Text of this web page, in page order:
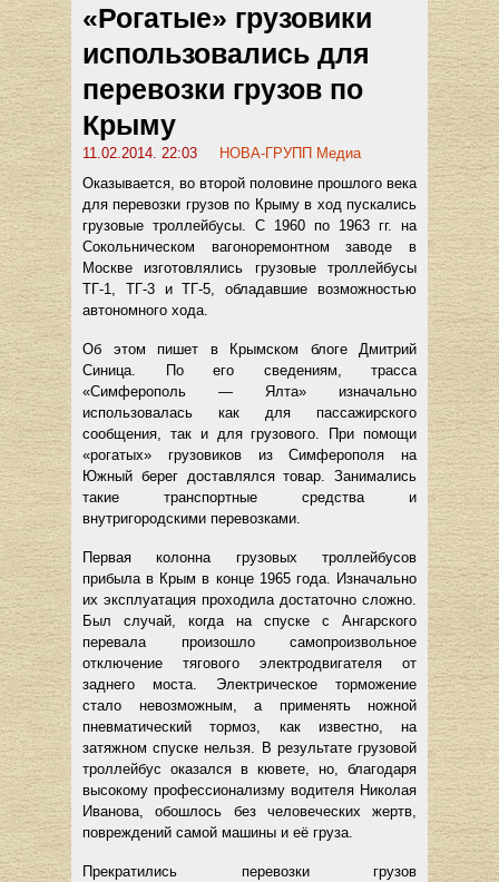
«Рогатые» грузовики
использовались для
перевозки грузов по
Крыму
11.02.2014. 22:03
НОВА-ГРУПП Медиа
Оказывается, во второй половине прошлого века
для перевозки грузов по Крыму в ход пускались
грузовые троллейбусы. С 1960 по 1963 гг. на
Сокольническом вагоноремонтном заводе в
Москве изготовлялись грузовые троллейбусы
ТГ-1, ТГ-3 и ТГ-5, обладавшие возможностью
автономного хода.
Об этом пишет в Крымском блоге Дмитрий
Синица. По его сведениям, трасса
«Симферополь — Ялта» изначально
использовалась как для пассажирского
сообщения, так и для грузового. При помощи
«рогатых» грузовиков из Симферополя на
Южный берег доставлялся товар. Занимались
такие транспортные средства и
внутригородскими перевозками.
Первая колонна грузовых троллейбусов
прибыла в Крым в конце 1965 года. Изначально
их эксплуатация проходила достаточно сложно.
Был случай, когда на спуске с Ангарского
перевала произошло самопроизвольное
отключение тягового электродвигателя от
заднего моста. Электрическое торможение
стало невозможным, а применять ножной
пневматический тормоз, как известно, на
затяжном спуске нельзя. В результате грузовой
троллейбус оказался в кювете, но, благодаря
высокому профессионализму водителя Николая
Иванова, обошлось без человеческих жертв,
повреждений самой машины и её груза.
Прекратились перевозки грузов